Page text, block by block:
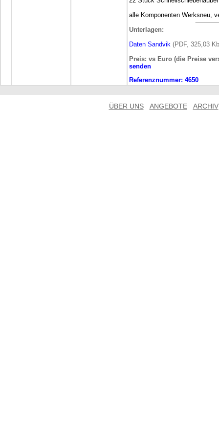
alle Komponenten Werksneu,
Unterlagen:
Daten Sandvik (PDF, 325,03
Preis: vs Euro (die Preise
senden
Referenznummer: 4650
ÜBER UNS ANGEBOTE ARCHIV